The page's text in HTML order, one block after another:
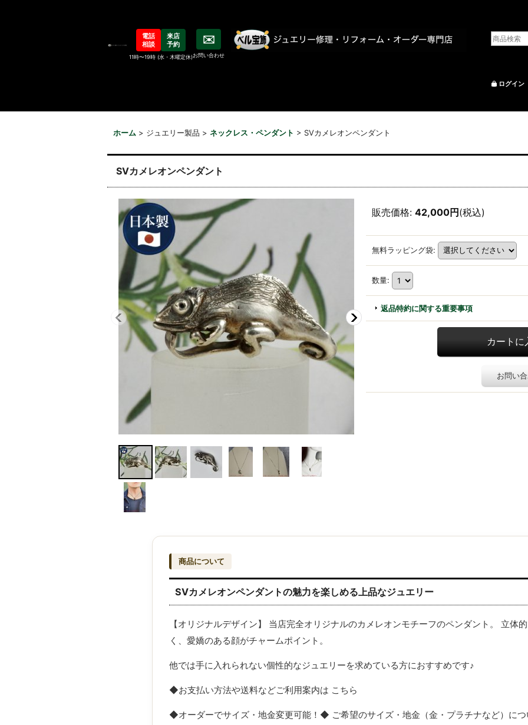
電話
相談
来店
予約
11時〜19時 (水・木曜定休)
✉️
お問い合わせ
ログイン
ホーム > ジュエリー製品 > ネックレス・ペンダント > SVカメレオンペンダント
SVカメレオンペンダント
販売価格: 42,000円 (税込)
無料ラッピング袋:
数量:
返品特約に関する重要事項
お問い
商品について
SVカメレオンペンダントの魅力を楽しめる上品なジュエリー
【オリジナルデザイン】 当店完全オリジナルのカメレオンモチーフのペンダント。 立体
く、愛嬌のある顔がチャームポイント。
他では手に入れられない個性的なジュエリーを求めている方におすすめです♪
◆お支払い方法や送料などご利用案内は こちら
◆オーダーでサイズ・地金変更可能！◆ ご希望のサイズ・地金（金・プラチナなど）に